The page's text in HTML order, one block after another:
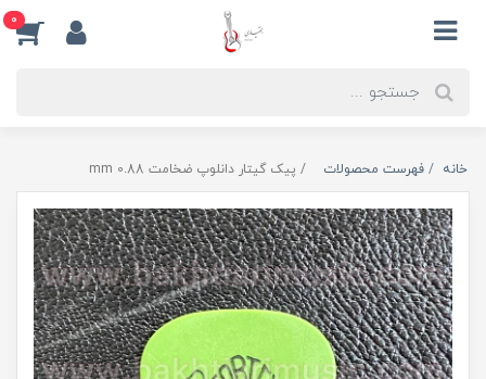
0
خانه فهرست محصولات پیک گیتار دانلوپ ضخامت 0.88 mm